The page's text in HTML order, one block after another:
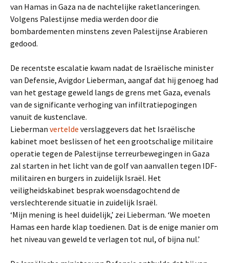
van Hamas in Gaza na de nachtelijke raketlanceringen.
Volgens Palestijnse media werden door die
bombardementen minstens zeven Palestijnse Arabieren
gedood.
De recentste escalatie kwam nadat de Israëlische minister
van Defensie, Avigdor Lieberman, aangaf dat hij genoeg had
van het gestage geweld langs de grens met Gaza, evenals
van de significante verhoging van infiltratiepogingen
vanuit de kustenclave.
Lieberman vertelde verslaggevers dat het Israëlische
kabinet moet beslissen of het een grootschalige militaire
operatie tegen de Palestijnse terreurbewegingen in Gaza
zal starten in het licht van de golf van aanvallen tegen IDF-
militairen en burgers in zuidelijk Israël. Het
veiligheidskabinet besprak woensdagochtend de
verslechterende situatie in zuidelijk Israël.
‘Mijn mening is heel duidelijk,’ zei Lieberman. ‘We moeten
Hamas een harde klap toedienen. Dat is de enige manier om
het niveau van geweld te verlagen tot nul, of bijna nul.’